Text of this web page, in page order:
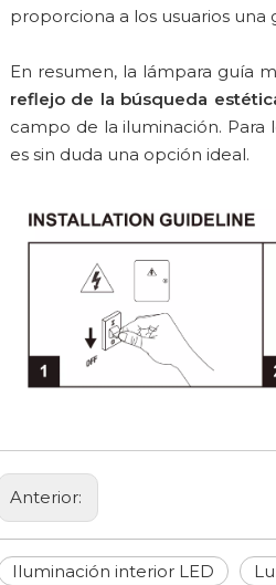
proporciona a los usuarios
En resumen, la lámpara guía
reflejo de la búsqueda
campo de la iluminación.
es sin duda una opción ideal.
Anterior:
Iluminación interior LED